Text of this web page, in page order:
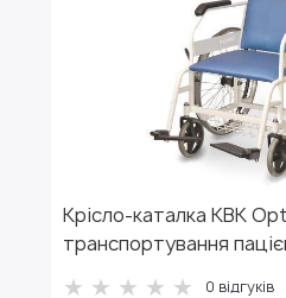
Крісло-каталка КВК
транспортування
0 відгуків